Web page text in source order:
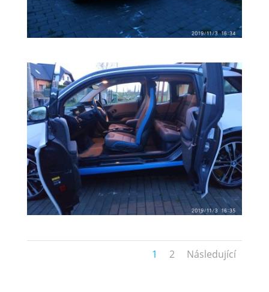
1 2 Následující